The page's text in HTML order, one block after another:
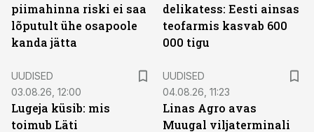
piimahinna riski ei saa
lõputult ühe osapoole
kanda jätta
delikatess: Eesti ainsas
teofarmis kasvab 600
000 tigu
UUDISED
03.08.26, 12:00
Lugeja küsib: mis
toimub Läti
UUDISED
04.08.26, 11:23
Linas Agro avas
Muugal viljaterminali